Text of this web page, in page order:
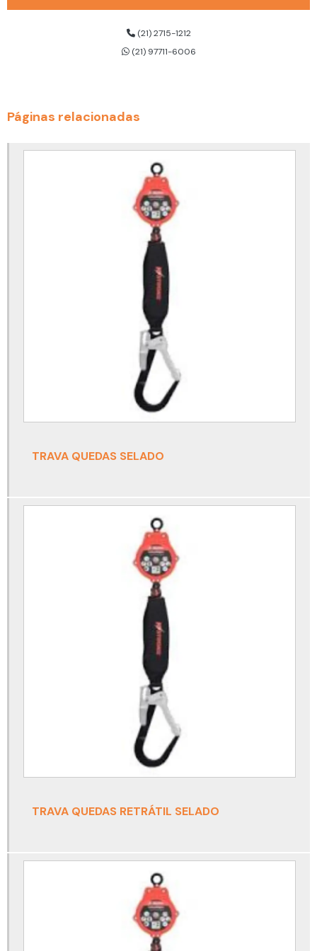
Cilindro de ar respirável dräger
Cinto de segurança 3 pontos
Cinto de segurança com talabarte para eletricista
Cinto de segurança com talabarte preço
Cinto de segurança tipo paraquedista
Cinto de segurança tipo paraquedista com talabarte
Cinto de segurança trabalho em altura
Cinto de segurança trabalho em altura para eletricista
Cinto para trabalho em altura acima de 100 kg
Cinto paraquedista para eletricista com talabarte
Cinto paraquedista para espaço confinado
Conjunto autônomo
Conjunto autônomo de proteção respiratória
Conjunto autônomo para espaço confinado
Detector de gás espaço confinado
Detector de gás portátil
(21) 2715-1212
(21) 97711-6006
Páginas relacionadas
TRAVA QUEDAS SELADO
TRAVA QUEDAS RETRÁTIL SELADO